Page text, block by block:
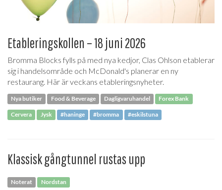
Etableringskollen – 18 juni 2026
Bromma Blocks fylls på med nya kedjor, Clas Ohlson etablerar
sig i handelsområde och McDonald's planerar en ny
restaurang. Här är veckans etableringsnyheter.
Nya butiker Food & Beverage Dagligvaruhandel Forex Bank
Cervera Jysk #haninge #bromma #eskilstuna
Klassisk gångtunnel rustas upp
Noterat Nordstan